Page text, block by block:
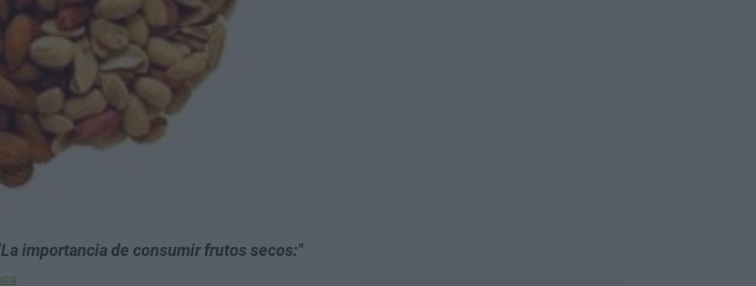
La importancia de consumir frutos secos: